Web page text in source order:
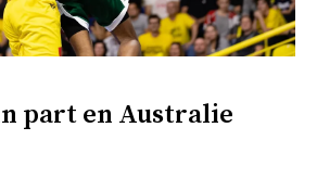
part en Australie